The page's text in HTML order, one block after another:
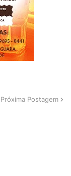
Próxima Postagem